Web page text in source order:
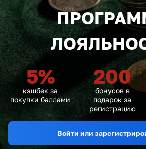
5%
кэшбек за
покупки баллами
200
бонусов в
подарок за
регистрацию
Войти или